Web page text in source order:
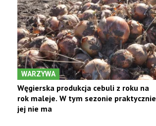
WARZYWA
Węgierska produkcja cebuli z roku na
rok maleje. W tym sezonie praktycznie
jej nie ma